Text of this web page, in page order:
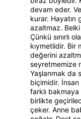
devam eder.
kurar. Hayatın
azaltmaz.
Çünkü sınırlı
kıymetlidir. Bir
değerini
seyretmemize
Yaşlanmak da
biçimidir.
farklı bakmaya
birlikte
çeker. Anne